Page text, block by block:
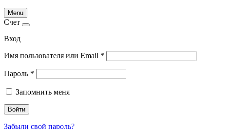
Menu
Счет
Вход
Имя пользователя или Email *
Пароль *
Запомнить меня
Войти
Забыли свой пароль?